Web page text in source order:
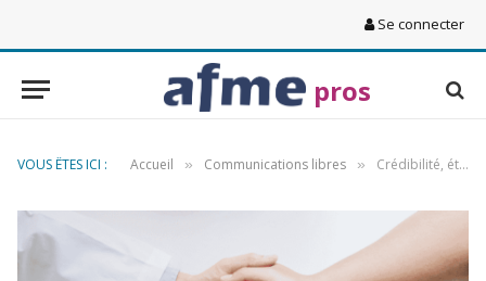
Se connecter
pros
VOUS ÊTES ICI : Accueil » Communications libres » Crédibilité, éthique et confiance : pour une pratique esthétique pérenne